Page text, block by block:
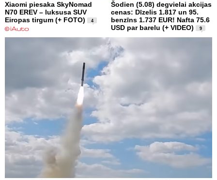
Xiaomi piesaka SkyNomad
N70 EREV – luksusa SUV
Eiropas tirgum (+ FOTO)
4
Šodien (5.08) degvielai akcijas
cenas: Dīzelis 1.817 un 95.
benzīns 1.737 EUR! Nafta 75.6
USD par barelu (+ VIDEO)
9